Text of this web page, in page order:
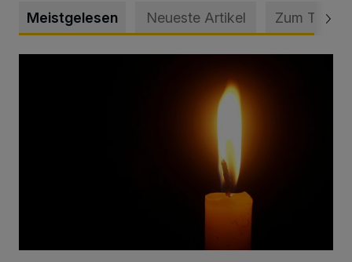
Meistgelesen Neueste Artikel Zum Thema